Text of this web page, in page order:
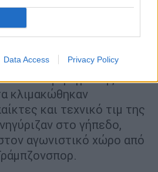
Data Access Privacy Policy
γηπεδούχων.
Χαλίλ Ουμούτ Μελέρ
να ηρεμήσουν οι
το σφύριγμα της
κλιμακώθηκαν
και τεχνικό τιμ της
στο γήπεδο,
αγωνιστικό χώρο από